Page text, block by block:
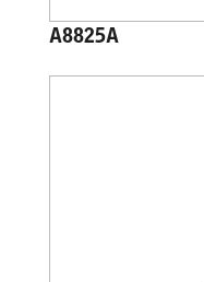
A8825A